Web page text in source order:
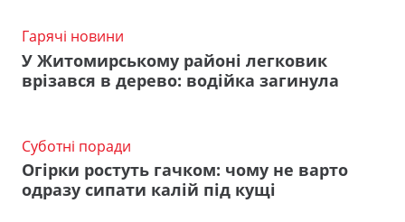
Гарячі новини
У Житомирському районі легковик
врізався в дерево: водійка загинула
Суботні поради
Огірки ростуть гачком: чому не варто
одразу сипати калій під кущі